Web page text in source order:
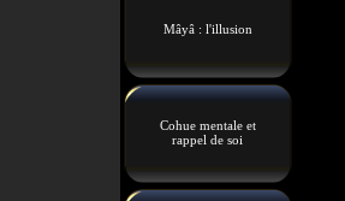
Mâyâ : l'illusion
Cohue mentale et
rappel de soi